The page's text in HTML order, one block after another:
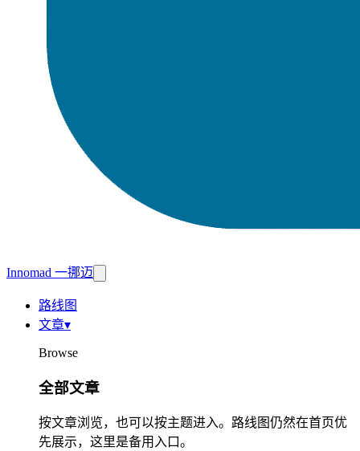
Innomad 一挪迈
路线图
文章▾
Browse
全部文章
按文章浏览，也可以按主题进入。路线图仍然在首页优
先展示，这里是备用入口。